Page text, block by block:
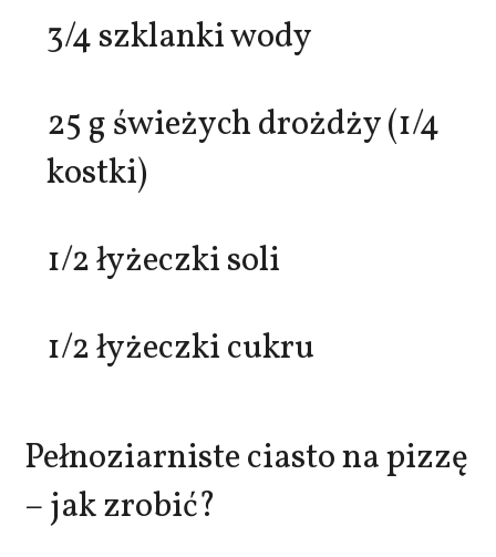
3/4 szklanki wody
25 g świeżych drożdży (1/4
kostki)
1/2 łyżeczki soli
1/2 łyżeczki cukru
Pełnoziarniste ciasto na pizzę
– jak zrobić?